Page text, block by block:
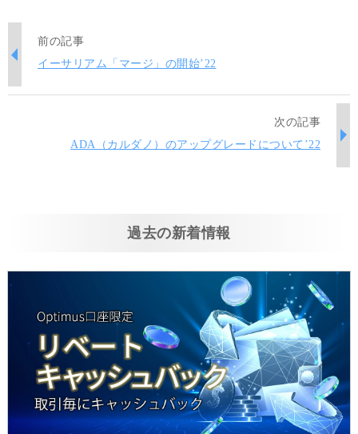
前の記事
イーサリアム「マージ」の開始’22
次の記事
ADA（カルダノ）のアップグレードについて’22
過去の新着情報